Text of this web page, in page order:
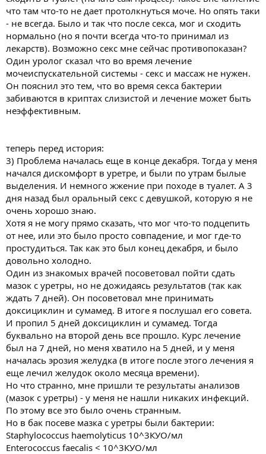
что там что-то не дает протолкнуться моче. Но опять таки
- не всегда. Было и так что после секса, мог и сходить
нормально (но я почти всегда что-то принимал из
лекарств). Возможно секс мне сейчас противопоказан?
Один уролог сказал что во время лечение
мочеиспускательной системы - секс и массаж не нужен.
Он пояснил это тем, что во время секса бактерии
забиваются в криптах слизистой и лечение может быть
неэффективным.
теперь перед история:
3) Проблема началась еще в конце декабря. Тогда у меня
начался дискомфорт в уретре, и были по утрам былые
выделения. И немного жжение при походе в туалет. А 3
дня назад был оральный секс с девушкой, которую я не
очень хорошо знаю.
Хотя я не могу прямо сказать, что мог что-то подцепить
от нее, или это было просто совпадение, и мог где-то
простудиться. Так как это был конец декабря, и было
довольно холодно.
Один из знакомых врачей посоветовал пойти сдать
мазок с уретры, но не дожидаясь результатов (так как
ждать 7 дней). Он посоветовал мне принимать
доксициклин и сумамед. В итоге я послушал его совета.
И пропил 5 дней доксициклин и сумамед. Тогда
буквально на второй день все прошло. Курс лечение
был на 7 дней, но меня хватило на 5 дней, и у меня
началась эрозия желудка (в итоге после этого лечения я
еще лечил желудок около месяца времени).
Но что странно, мне пришли те результаты анализов
(мазок с уретры) - у меня не нашли никаких инфекций.
По этому все это было очень странным.
Но в бак посеве мазка с уретры были бактерии:
Staphylococcus haemolyticus 10^3КУО/мл
Enterococcus faecalis < 10^3КУО/мл